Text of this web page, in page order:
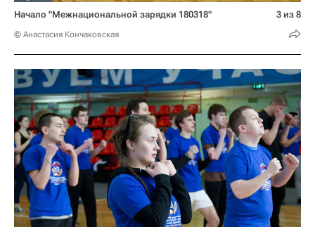
Начало "Межнациональной зарядки 180318"
© Анастасия Кончаковская
3 из 8